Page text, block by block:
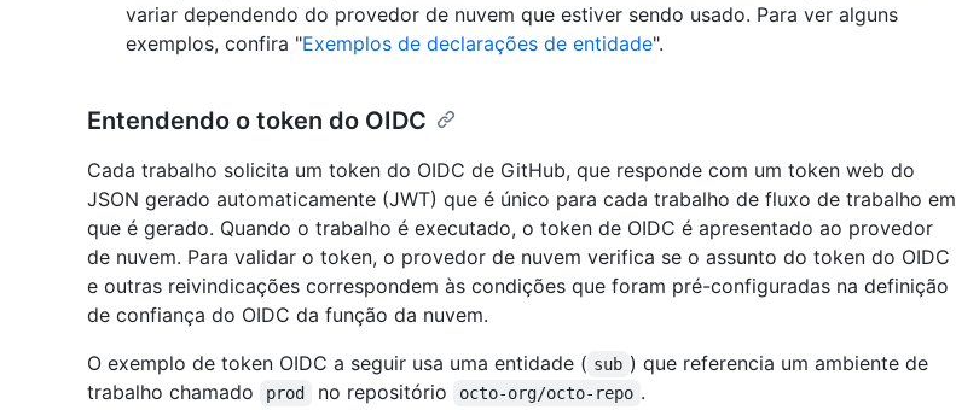
variar dependendo do provedor de nuvem que estiver sendo usado. Para ver alguns
exemplos, confira "Exemplos de declarações de entidade".
Entendendo o token do OIDC
Cada trabalho solicita um token do OIDC de GitHub, que responde com um token web do
JSON gerado automaticamente (JWT) que é único para cada trabalho de fluxo de trabalho em
que é gerado. Quando o trabalho é executado, o token de OIDC é apresentado ao provedor
de nuvem. Para validar o token, o provedor de nuvem verifica se o assunto do token do OIDC
e outras reivindicações correspondem às condições que foram pré-configuradas na definição
de confiança do OIDC da função da nuvem.
O exemplo de token OIDC a seguir usa uma entidade ( sub ) que referencia um ambiente de
trabalho chamado
prod no repositório octo-org/octo-repo .